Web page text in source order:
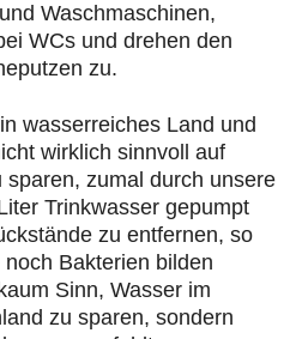
Waschmaschinen,
WCs und drehen den
zu.
wasserreiches Land und
wirklich sinnvoll auf
zumal durch unsere
Trinkwasser gepumpt
zu entfernen, so
Bakterien bilden
Sinn, Wasser im
zu sparen, sondern